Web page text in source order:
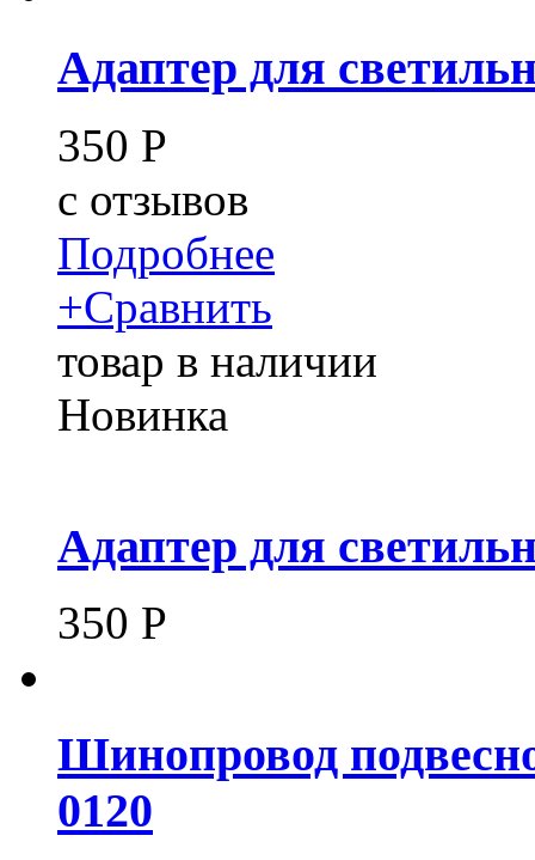
Адаптер для
350 Р
c отзывов
Подробнее
+Сравнить
товар в наличии
Новинка
Адаптер для
350 Р
Шинопровод
0120